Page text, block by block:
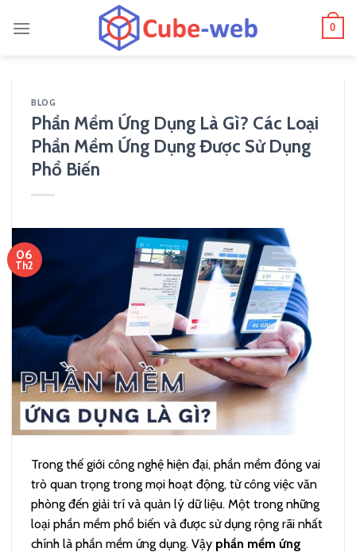
0
BLOG
Phần Mềm Ứng Dụng Là Gì? Các Loại
Phần Mềm Ứng Dụng Được Sử Dụng
Phổ Biến
06
Th2
Trong thế giới công nghệ hiện đại, phần mềm đóng vai
trò quan trọng trong mọi hoạt động, từ công việc văn
phòng đến giải trí và quản lý dữ liệu. Một trong những
loại phần mềm phổ biến và được sử dụng rộng rãi nhất
chính là phần mềm ứng dụng. Vậy phần mềm ứng